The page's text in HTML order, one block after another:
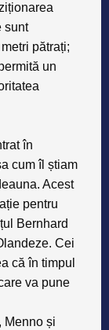
sunt
pătrați;
un
în
cum îl știam
Acest
pentru
Bernhard
Cei
că în timpul
va pune
Menno și